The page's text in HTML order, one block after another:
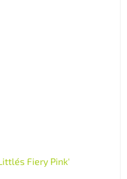
Fiery Pink'